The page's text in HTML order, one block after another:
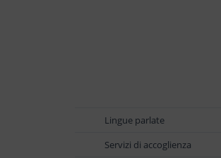
Lingue parlate
Servizi di accoglienza